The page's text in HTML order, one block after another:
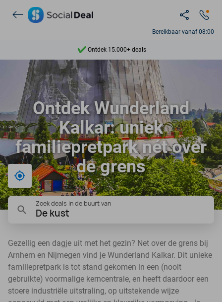
Bereikbaar vanaf 08:00
Ontdek 15.000+ deals
7 dagen per week beschikbaar
10+ miljoen leden
9,4
Ontdek 15.000+ deals
Ontdek Wunderland
Kalkar: uniek
familiepretpark nét over
de grens
Bij mij in de buurt
Zoek deals in de buurt van
De kust
Gezellig een dagje uit met het gezin? Net over de grens bij
Arnhem en Nijmegen vind je Wunderland Kalkar. Dit unieke
familiepretpark is tot stand gekomen in een (nooit
gebruikte) voormalige kerncentrale, en heeft daardoor een
stoere industriële uitstraling, op uitstekende wijze